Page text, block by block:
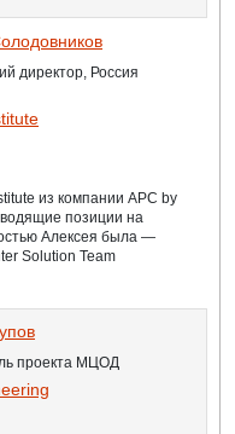
директор, Россия
из компании APC by
позиции на
Алексея была —
Solution Team
проекта МЦОД